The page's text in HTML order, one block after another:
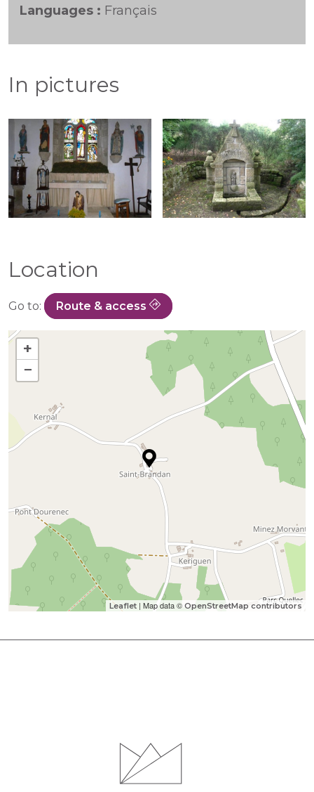
Languages : Français
In pictures
Location
Go to: Route & access
+
−
Leaflet | Map data © OpenStreetMap contributors